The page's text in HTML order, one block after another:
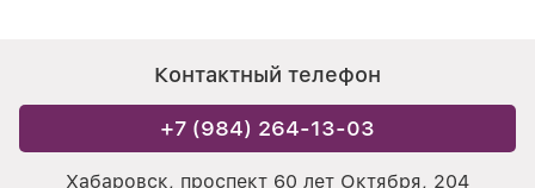
Контактный телефон
+7 (984) 264-13-03
Хабаровск, проспект 60 лет Октября, 204